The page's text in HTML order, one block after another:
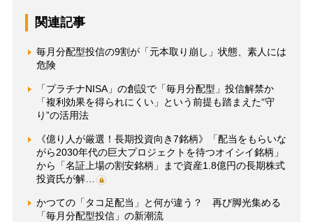
関連記事
毎月分配型投信の9割が「元本取り崩し」状態、素人には
危険
「プラチナNISA」の創設で「毎月分配型」投信解禁か
「複利効果を得られにくい」という前提も踏まえた“守
り”の活用法
《億り人が厳選！長期投資向き7銘柄》「配当をもらいな
がら2030年代の巨大プロジェクトを待つオイシイ銘柄」
から「名証上場の割安銘柄」まで資産1.8億円の長期株式
投資氏が解…
かつての「タコ足配当」と何が違う？ 再び脚光集める
「毎月分配型投信」の新潮流